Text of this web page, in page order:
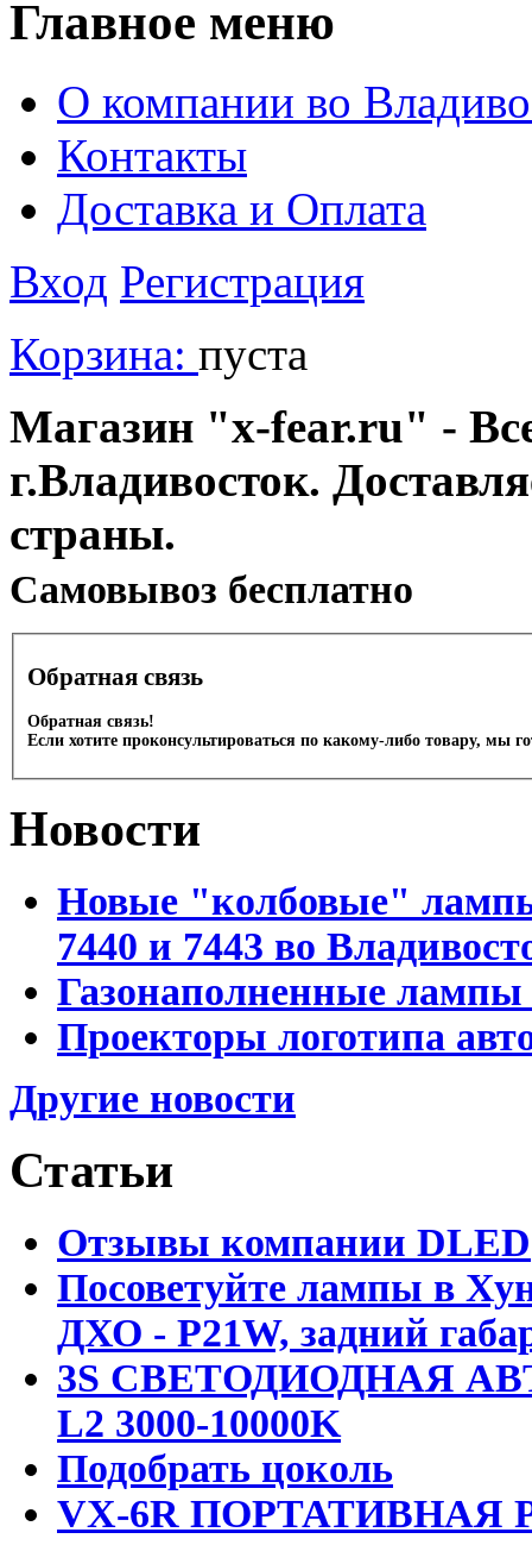
Главное меню
О компании во
Контакты
Доставка и Оплата
Вход Регистрация
Корзина: пуста
Магазин "x-fear.ru" -
г.Владивосток.
страны.
Cамовывоз бесплатно
Обратная связь
Обратная связь!
Если хотите проконсультироваться по какому-либо товару, мы
Новости
Новые "колбовые"
7440 и 7443 во
Газонаполненные лампы
Проекторы логотипа
Другие новости
Статьи
Отзывы компании DLED
Посоветуйте лампы в
ДХО - P21W, задний
3S СВЕТОДИОДНАЯ
L2 3000-10000K
Подобрать цоколь
VX-6R ПОРТАТИВНАЯ